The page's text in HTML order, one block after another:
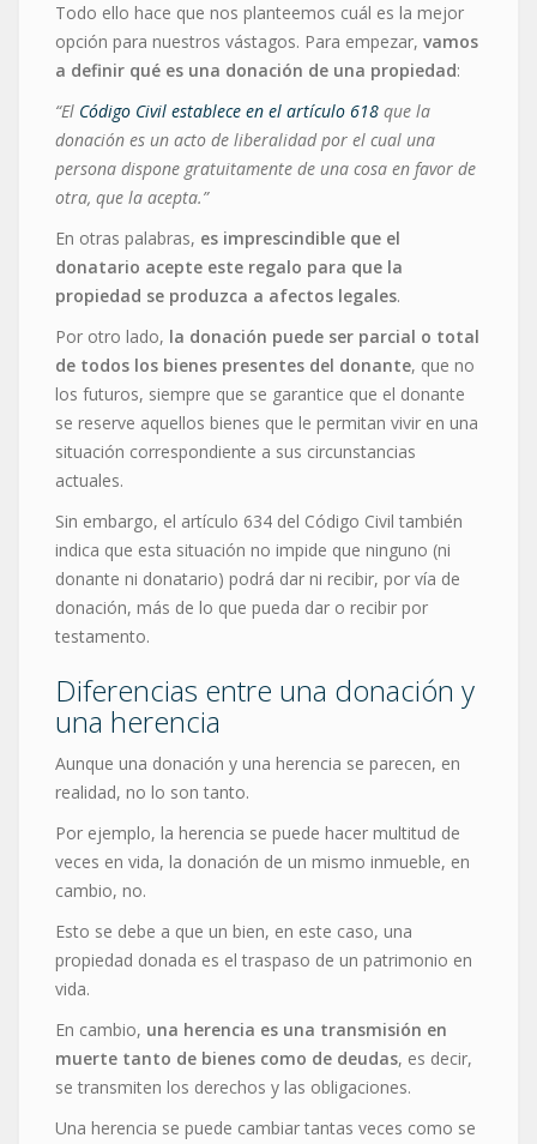
Todo ello hace que nos planteemos cuál es la mejor
opción para nuestros vástagos. Para empezar, vamos
a definir qué es una donación de una propiedad:
“El Código Civil establece en el artículo 618 que la
donación es un acto de liberalidad por el cual una
persona dispone gratuitamente de una cosa en favor de
otra, que la acepta.”
En otras palabras, es imprescindible que el
donatario acepte este regalo para que la
propiedad se produzca a afectos legales.
Por otro lado, la donación puede ser parcial o total
de todos los bienes presentes del donante, que no
los futuros, siempre que se garantice que el donante
se reserve aquellos bienes que le permitan vivir en una
situación correspondiente a sus circunstancias
actuales.
Sin embargo, el artículo 634 del Código Civil también
indica que esta situación no impide que ninguno (ni
donante ni donatario) podrá dar ni recibir, por vía de
donación, más de lo que pueda dar o recibir por
testamento.
Diferencias entre una donación y
una herencia
Aunque una donación y una herencia se parecen, en
realidad, no lo son tanto.
Por ejemplo, la herencia se puede hacer multitud de
veces en vida, la donación de un mismo inmueble, en
cambio, no.
Esto se debe a que un bien, en este caso, una
propiedad donada es el traspaso de un patrimonio en
vida.
En cambio, una herencia es una transmisión en
muerte tanto de bienes como de deudas, es decir,
se transmiten los derechos y las obligaciones.
Una herencia se puede cambiar tantas veces como se